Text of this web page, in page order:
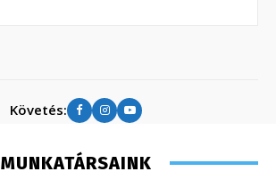
Követés:
MUNKATÁRSAINK